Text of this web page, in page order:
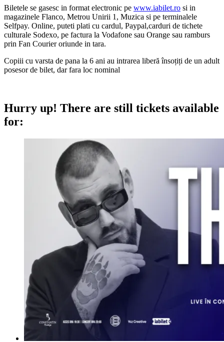
Biletele se gasesc in format electronic pe www.iabilet.ro si in
magazinele Flanco, Metrou Unirii 1, Muzica si pe terminalele
Selfpay. Online, puteti plati cu cardul, Paypal,carduri de tichete
culturale Sodexo, pe factura la Vodafone sau Orange sau ramburs
prin Fan Courier oriunde in tara.
Copiii cu varsta de pana la 6 ani au intrarea liberă însoțiți de un adult
posesor de bilet, dar fara loc nominal
Hurry up! There are still tickets available
for: